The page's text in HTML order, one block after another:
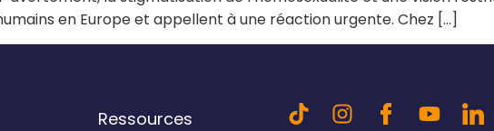
en Europe et appellent à une réaction urgente. Chez […]
Ressources